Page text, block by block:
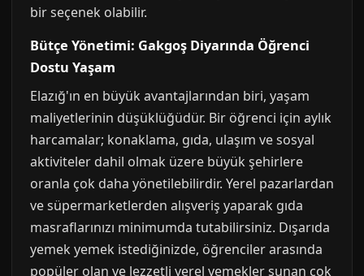
bir seçenek olabilir.
Bütçe Yönetimi: Gakgoş Diyarında Öğrenci
Dostu Yaşam
Elazığ'ın en büyük avantajlarından biri, yaşam
maliyetlerinin düşüklüğüdür. Bir öğrenci için aylık
harcamalar; konaklama, gıda, ulaşım ve sosyal
aktiviteler dahil olmak üzere büyük şehirlere
oranla çok daha yönetilebilirdir. Yerel pazarlardan
ve süpermarketlerden alışveriş yaparak gıda
masraflarınızı minimumda tutabilirsiniz. Dışarıda
yemek yemek istediğinizde, öğrenciler arasında
popüler olan ve lezzetli yerel yemekler sunan çok